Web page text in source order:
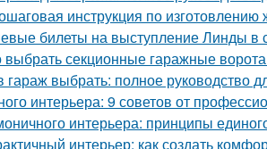
инструкция по
билеты на выступление Линды в
выбрать секционные гаражные
гараж выбрать: полное руководство
интерьера: 9 советов от
интерьера: принципы
интерьер: как создать